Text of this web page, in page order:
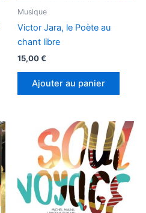
Musique
Victor Jara, le Poète au
chant libre
15,00€
Ajouter au panier